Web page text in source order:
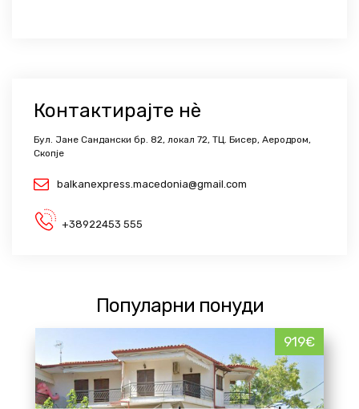
Контактирајте нѐ
Бул. Јане Сандански бр. 82, локал 72, ТЦ. Бисер, Аеродром,
Скопје
balkanexpress.macedonia@gmail.com
+38922453 555
Популарни понуди
919€